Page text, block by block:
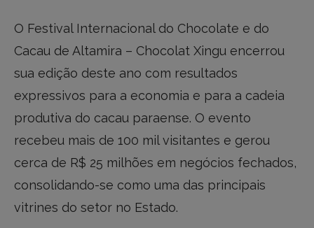
O Festival Internacional do Chocolate e do
Cacau de Altamira – Chocolat Xingu encerrou
sua edição deste ano com resultados
expressivos para a economia e para a cadeia
produtiva do cacau paraense. O evento
recebeu mais de 100 mil visitantes e gerou
cerca de R$ 25 milhões em negócios fechados,
consolidando-se como uma das principais
vitrines do setor no Estado.